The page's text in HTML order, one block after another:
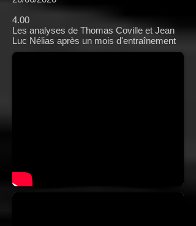
4.00
Les analyses de Thomas Coville et Jean
Luc Nélias après un mois d'entraînement